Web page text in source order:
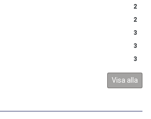
2
2
3
3
3
Visa alla